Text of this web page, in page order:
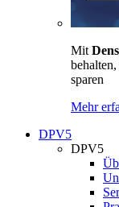
Mit
sparen
Mehr
DPV5
DPV5